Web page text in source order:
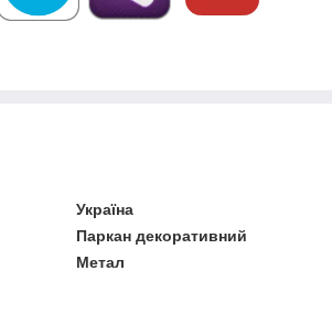
Україна
Паркан декоративний
Метал